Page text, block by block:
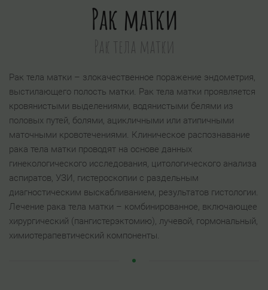
Рак матки
Рак тела матки
Рак тела матки – злокачественное поражение эндометрия,
выстилающего полость матки. Рак тела матки проявляется
кровянистыми выделениями, водянистыми белями из
половых путей, болями, ацикличными или атипичными
маточными кровотечениями. Клиническое распознавание
рака тела матки проводят на основе данных
гинекологического исследования, цитологического анализа
аспиратов, УЗИ, гистероскопии с раздельным
диагностическим выскабливанием, результатов гистологии.
Лечение рака тела матки – комбинированное, включающее
хирургический (пангистерэктомию), лучевой, гормональный,
химиотерапевтический компоненты.